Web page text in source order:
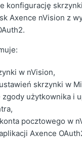
konfigurację
Axence nVision z
w nVision,
skrzynki w
zgody użytkownika i
pocztowego w
Axence